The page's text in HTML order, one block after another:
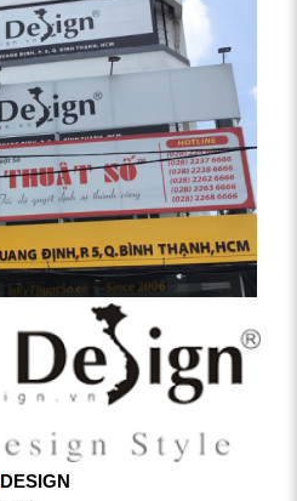
DESIGN